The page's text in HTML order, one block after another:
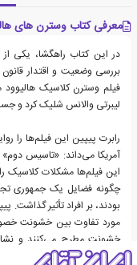
معرفی کتاب وسترن های
در این کتاب راهگشا، یکی
بررسی وضعیت و اقتدار
فیلم وسترن کلاسیک
لیبرتی والانس شلیک کرد و
رابرت پیپین این فیلم‌ها را
آمریکا می‌داند: «تاسیس
این فیلم‌ها مشکلات کلاسیک
چگونه فضایل یک جمهوری
بودند، بر افراد تأثیر
مورد تفاوت بین خشونت
خشونت مطرح می‌کنند و
می‌پذیرند یا رد می‌شوند.